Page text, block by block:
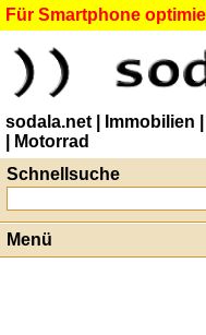
Für Smartphone
sodala.net | Immobilien
| Motorrad
Schnellsuche
Menü